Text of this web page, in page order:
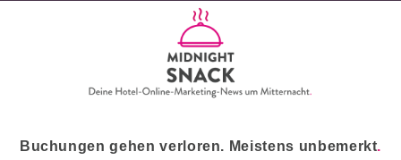
Buchungen gehen verloren. Meistens unbemerkt.